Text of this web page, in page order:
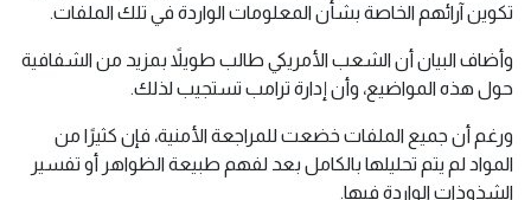
تكوين آرائهم الخاصة بشأن المعلومات الواردة في تلك الملفات.
وأضاف البيان أن الشعب الأمريكي طالب طويلاً بمزيد من الشفافية
حول هذه المواضيع، وأن إدارة ترامب تستجيب لذلك.
ورغم أن جميع الملفات خضعت للمراجعة الأمنية، فإن كثيرًا من
المواد لم يتم تحليلها بالكامل بعد لفهم طبيعة الظواهر أو تفسير
الشذوذات الواردة فيها.